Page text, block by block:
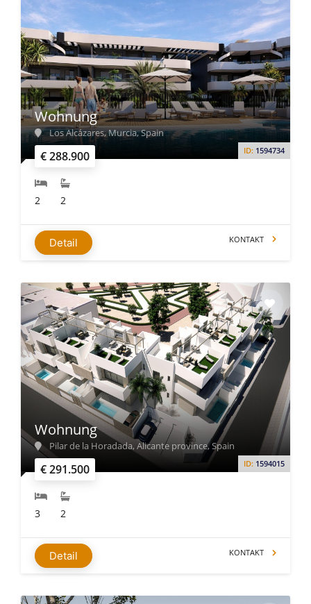
€ 288.900 ID: 1594734
Wohnung
Los Alcázares, Murcia, Spain
2 2
Detail KONTAKT
€ 291.500 ID: 1594015
Wohnung
Pilar de la Horadada, Alicante province, Spain
3 2
Detail KONTAKT